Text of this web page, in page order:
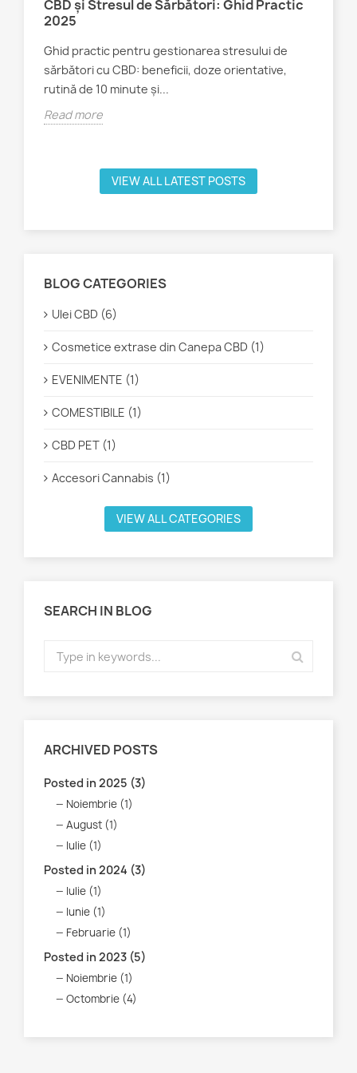
CBD și Stresul de Sărbători: Ghid Practic
2025
Ghid practic pentru gestionarea stresului de
sărbători cu CBD: beneficii, doze orientative,
rutină de 10 minute și...
Read more
VIEW ALL LATEST POSTS
BLOG CATEGORIES
Ulei CBD (6)
Cosmetice extrase din Canepa CBD (1)
EVENIMENTE (1)
COMESTIBILE (1)
CBD PET (1)
Accesori Cannabis (1)
VIEW ALL CATEGORIES
SEARCH IN BLOG
ARCHIVED POSTS
Posted in 2025 (3)
Noiembrie (1)
August (1)
Iulie (1)
Posted in 2024 (3)
Iulie (1)
Iunie (1)
Februarie (1)
Posted in 2023 (5)
Noiembrie (1)
Octombrie (4)